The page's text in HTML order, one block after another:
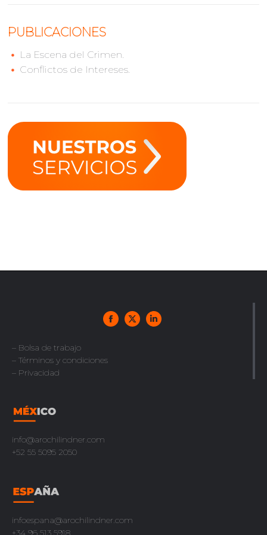
PUBLICACIONES
La Escena del Crimen.
Conflictos de Intereses.
– Bolsa de trabajo
– Términos y condiciones
– Privacidad
info@arochilindner.com
+52 55 5095 2050
infoespana@arochilindner.com
+34 96 513 5918